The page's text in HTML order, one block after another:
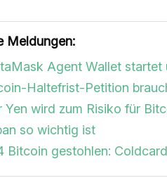
Meldungen:
Agent Wallet
Haltefrist-Petition
Yen wird zum Risiko für
so wichtig ist
Bitcoin gestohlen: